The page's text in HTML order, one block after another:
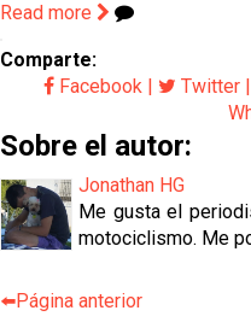
Read more
Comparte:
Facebook
Twitter
Sobre el autor:
Jonathan HG
Me gusta el
motociclismo. Me
⬅️Página anterior